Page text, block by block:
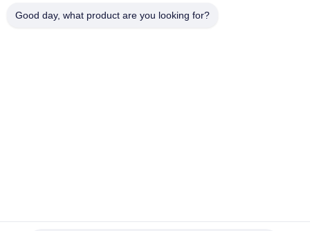
Good day, what product are you looking for?